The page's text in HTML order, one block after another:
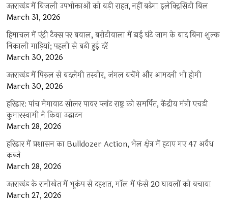
उत्तराखंड में बिजली उपभोक्ताओं को बड़ी राहत, नहीं बढ़ेगा इलेक्ट्रिसिटी बिल
March 31, 2026
हिमाचल में एंट्री टैक्स पर बवाल, बरोटीवाला में ढाई घंटे जाम के बाद बिना शुल्क
निकाली गाड़ियां; पहली से बढ़ी हुई दरें
March 30, 2026
उत्तराखंड में पिरुल से बदलेगी तस्वीर, जंगल बचेंगे और आमदनी भी होगी
March 30, 2026
हरिद्वार: पांच मेगावाट सोलर पावर प्लांट राष्ट्र को समर्पित, केंद्रीय मंत्री एचडी
कुमारस्वामी ने किया उद्घाटन
March 28, 2026
हरिद्वार में प्रशासन का Bulldozer Action, भेल क्षेत्र में हटाए गए 47 अवैध
कब्जे
March 28, 2026
उत्तराखंड के रानीखेत में भूकंप से दहशत, मॉल में फंसे 20 घायलों को बचाया
March 27, 2026